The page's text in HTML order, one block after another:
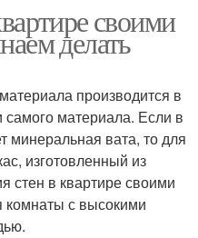
своими
делать
производится в
самого материала. Если в
минеральная вата, то для
изготовленный из
стен в квартире своими
комнаты с высокими